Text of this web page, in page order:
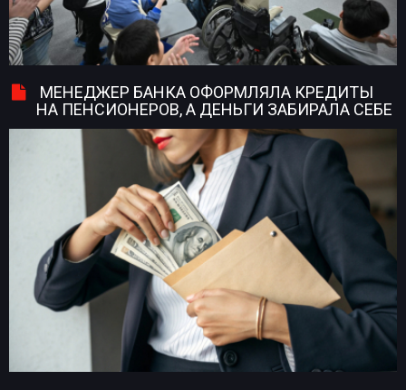
МЕНЕДЖЕР БАНКА ОФОРМЛЯЛА КРЕДИТЫ
НА ПЕНСИОНЕРОВ, А ДЕНЬГИ ЗАБИРАЛА СЕБЕ